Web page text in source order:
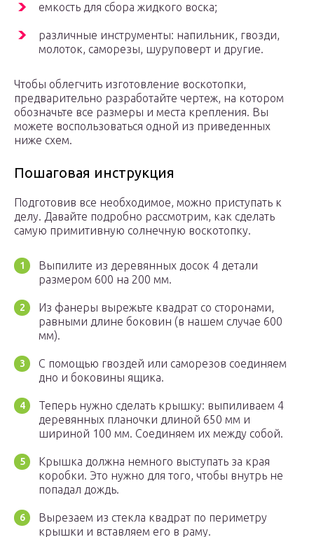
емкость для сбора жидкого воска;
различные инструменты: напильник, гвозди,
молоток, саморезы, шуруповерт и другие.
Чтобы облегчить изготовление воскотопки,
предварительно разработайте чертеж, на котором
обозначьте все размеры и места крепления. Вы
можете воспользоваться одной из приведенных
ниже схем.
Пошаговая инструкция
Подготовив все необходимое, можно приступать к
делу. Давайте подробно рассмотрим, как сделать
самую примитивную солнечную воскотопку.
Выпилите из деревянных досок 4 детали
размером 600 на 200 мм.
Из фанеры вырежьте квадрат со сторонами,
равными длине боковин (в нашем случае 600
мм).
С помощью гвоздей или саморезов соединяем
дно и боковины ящика.
Теперь нужно сделать крышку: выпиливаем 4
деревянных планочки длиной 650 мм и
шириной 100 мм. Соединяем их между собой.
Крышка должна немного выступать за края
коробки. Это нужно для того, чтобы внутрь не
попадал дождь.
Вырезаем из стекла квадрат по периметру
крышки и вставляем его в раму.